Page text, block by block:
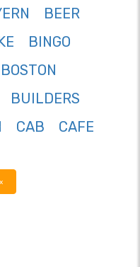
BEER
BINGO
BOSTON
BUILDERS
CAB
CAFE